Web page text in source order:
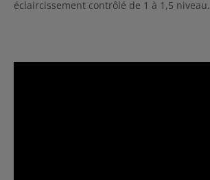
éclaircissement contrôlé de 1 à 1,5 niveau.